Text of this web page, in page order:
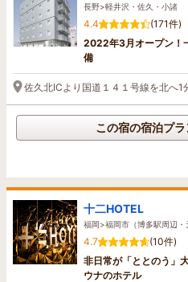
長野>軽井沢・佐久・小諸
4.4
(171件)
2022年3月オープン！
備
佐久北ICより国道１４１号線を北へ1
この宿の宿泊プ
十二HOTEL
福岡>福岡市（博多駅周辺・
4.7
(10件)
非日常が「ととのう」
ウナのホテル